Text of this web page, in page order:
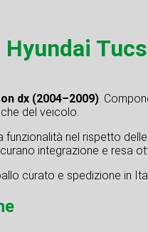
Hyundai
dx (2004–2009).
del veicolo.
funzionalità nel rispetto
integrazione e resa
curato e spedizione in